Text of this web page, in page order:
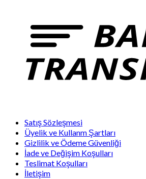
Satış Sözleşmesi
Üyelik ve Kullanm Şartları
Gizlilik ve Ödeme Güvenliği
İade ve Değişim Koşulları
Teslimat Koşulları
İletişim